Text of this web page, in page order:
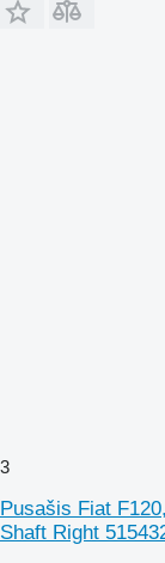
3
Pusašis Fiat
Shaft Right